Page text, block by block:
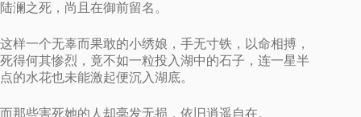
陆澜之死，尚且在御前留名。
这样一个无辜而果敢的小绣娘，手无寸铁，以命相搏，
死得何其惨烈，竟不如一粒投入湖中的石子，连一星半
点的水花也未能激起便沉入湖底。
而那些害死她的人却毫发无损，依旧逍遥自在。